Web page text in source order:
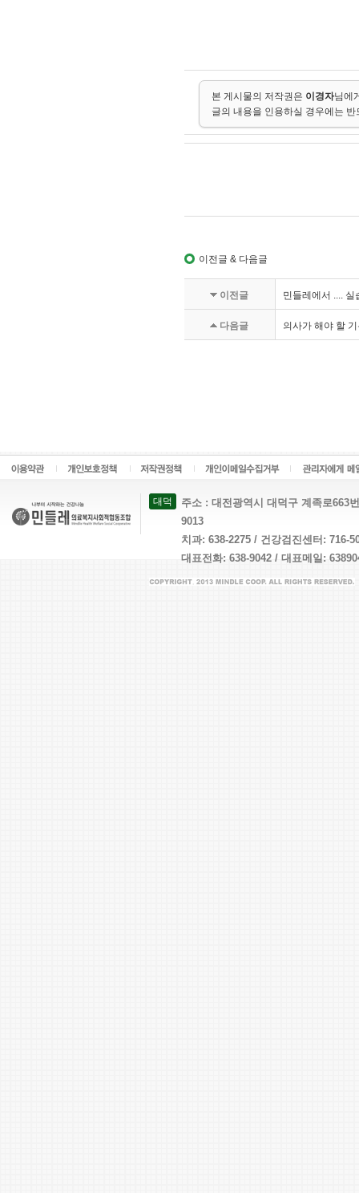
본 게시물의 저작권은 이경자님에
글의 내용을 인용하실 경우에는
이전글 & 다음글
이전글 민들레에서 .... 실
다음글 의사가 해야 할
대덕
주소 : 대전광역시 대덕구 계족로663
9013
치과: 638-2275 / 건강검진센터: 716-
대표전화: 638-9042 / 대표메일: